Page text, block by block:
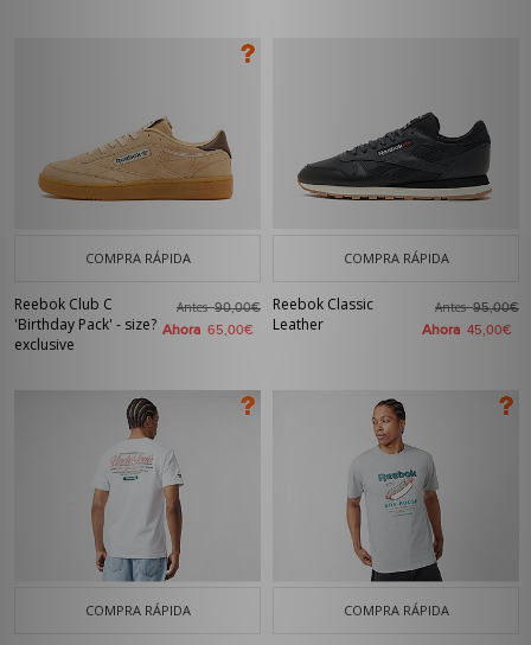
COMPRA RÁPIDA
Reebok Club C
'Birthday Pack' - size?
exclusive
Antes90,00€
Ahora 65,00€
COMPRA RÁPIDA
Reebok Classic
Leather
Antes95,00€
Ahora 45,00€
COMPRA RÁPIDA COMPRA RÁPIDA